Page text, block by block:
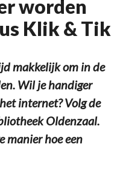
worden
Klik & Tik
makkelijk om in de
Wil je handiger
internet? Volg de
Oldenzaal.
manier hoe een